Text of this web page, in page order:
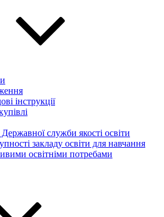
інструкції
служби якості освіти
закладу освіти для навчання
освітніми потребами